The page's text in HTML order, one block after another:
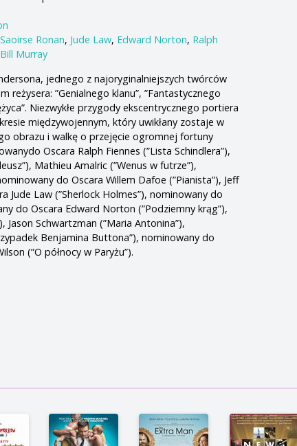
Saoirse Ronan, Jude Law, Edward Norton, Ralph
Bill Murray
jednego z najoryginalniejszych twórców
reżysera: ”Genialnego klanu”, ”Fantastycznego
Niezwykłe przygody ekscentrycznego portiera
międzywojennym, który uwikłany zostaje w
obrazu i walkę o przejęcie ogromnej fortuny
Oscara Ralph Fiennes (”Lista Schindlera”),
Mathieu Amalric (”Wenus w futrze”),
do Oscara Willem Dafoe (”Pianista”), Jeff
Jude Law (”Sherlock Holmes”), nominowany do
do Oscara Edward Norton (”Podziemny krąg”),
Jason Schwartzman (”Maria Antonina”),
Benjamina Buttona”), nominowany do
(”O północy w Paryżu”).